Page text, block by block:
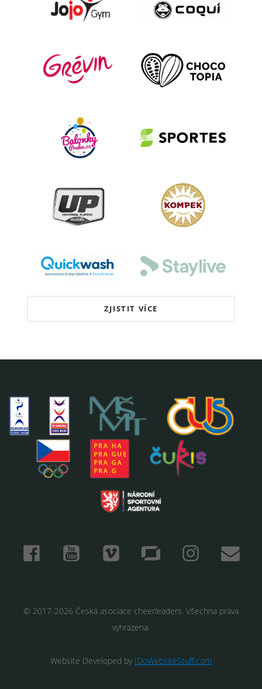
ZJISTIT VÍCE
© 2017-2026 Česká asociace cheerleaders. Všechna práva
vyhrazena.
Website Developed by IDoWebsiteStuff.com